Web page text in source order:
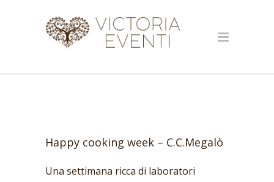
Happy cooking week – C.C.Megalò
Una settimana ricca di laboratori